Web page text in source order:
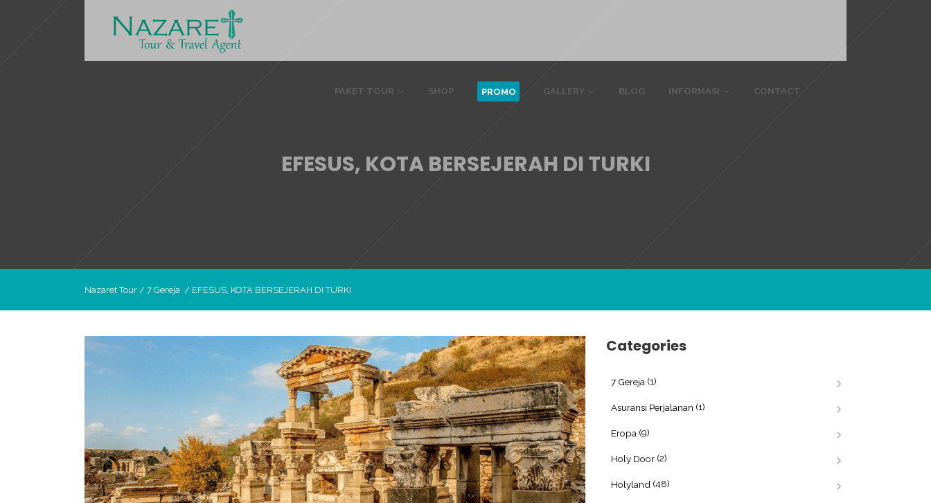
PAKET TOUR SHOP PROMO GALLERY BLOG INFORMASI CONTACT
EFESUS, KOTA BERSEJERAH DI TURKI
Nazaret Tour / 7 Gereja / EFESUS, KOTA BERSEJERAH DI TURKI
Categories
7 Gereja (1)
Asuransi Perjalanan (1)
Eropa (9)
Holy Door (2)
Holyland (48)